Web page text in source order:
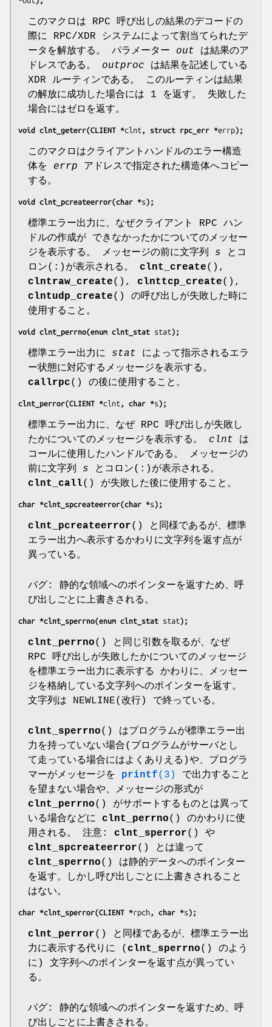
このマクロは RPC 呼び出しの結果のデコードの
際に RPC/XDR システムによって割当てられたデ
ータを解放する。 パラメーター out は結果のア
ドレスである。 outproc は結果を記述している
XDR ルーティンである。 このルーティンは結果
の解放に成功した場合には 1 を返す。 失敗した
場合にはゼロを返す。
void clnt_geterr(CLIENT *clnt , struct rpc_err *errp);
このマクロはクライアントハンドルのエラー構造
体を errp アドレスで指定された構造体へコピー
する。
void clnt_pcreateerror(char *s);
標準エラー出力に、なぜクライアント RPC ハン
ドルの作成が できなかったかについてのメッセー
ジを表示する。 メッセージの前に文字列 s とコ
ロン(:)が表示される。 clnt_create(),
clntraw_create(), clnttcp_create(),
clntudp_create() の呼び出しが失敗した時に
使用すること。
void clnt_perrno(enum clnt_stat stat);
標準エラー出力に stat によって指示されるエラ
ー状態に対応するメッセージを表示する。
callrpc() の後に使用すること。
clnt_perror(CLIENT *clnt , char *s);
標準エラー出力に、なぜ RPC 呼び出しが失敗し
たかについてのメッセージを表示する。 clnt は
コールに使用したハンドルである。 メッセージの
前に文字列 s とコロン(:)が表示される。
clnt_call() が失敗した後に使用すること。
char *clnt_spcreateerror(char *s);
clnt_pcreateerror() と同様であるが、標準
エラー出力へ表示するかわりに文字列を返す点が
異っている。
バグ: 静的な領域へのポインターを返すため、呼
び出しごとに上書きされる。
char *clnt_sperrno(enum clnt_stat stat);
clnt_perrno() と同じ引数を取るが、なぜ
RPC 呼び出しが失敗したかについてのメッセージ
を標準エラー出力に表示する かわりに、メッセー
ジを格納している文字列へのポインターを返す。
文字列は NEWLINE(改行) で終っている。
clnt_sperrno() はプログラムが標準エラー出
力を持っていない場合(プログラムがサーバとし
て走っている場合にはよくありえる)や、プログラ
マーがメッセージを printf(3)
で出力すること
を望まない場合や、メッセージの形式が
clnt_perrno() がサポートするものとは異って
いる場合などに clnt_perrno() のかわりに使
用される。 注意: clnt_sperror() や
clnt_spcreateerror() とは違って
clnt_sperrno() は静的データへのポインター
を返す。しかし呼び出しごとに上書きされること
はない。
char *clnt_sperror(CLIENT *rpch , char *s);
clnt_perror() と同様であるが、標準エラー出
力に表示する代りに ( clnt_sperrno() のよう
に) 文字列へのポインターを返す点が異ってい
る。
バグ: 静的な領域へのポインターを返すため、呼
び出しごとに上書きされる。